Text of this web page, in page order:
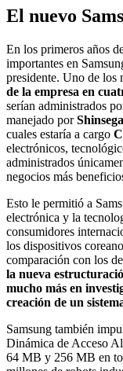
El nuevo
En los primeros años
importantes en
presidente. Uno de los
de la empresa en
serían administrados
manejado por
cuales estaría a cargo
electrónicos,
administrados
negocios más
Esto le permitió a
electrónica y la
consumidores
los dispositivos
comparación con los
la nueva
mucho más en
creación de un
Samsung también
Dinámica de Acceso
64 MB y 256 MB en